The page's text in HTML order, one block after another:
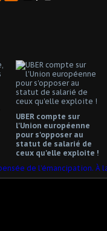
UBER compte sur
l'Union européenne
pour s'opposer au
statut de salarié de
ceux qu'elle exploite !